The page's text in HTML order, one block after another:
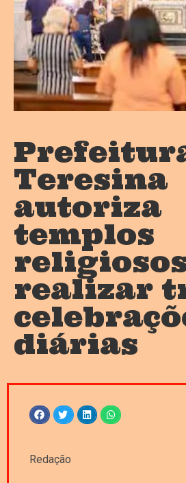
Teresina
autoriza
templos
realizar
diárias
Redação